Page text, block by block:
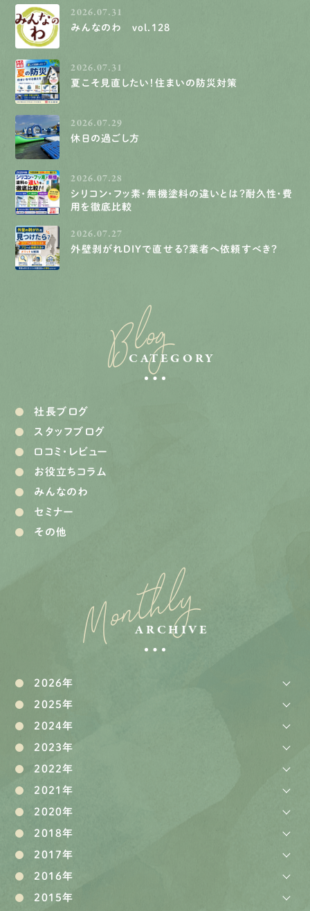
2026.07.31
みんなのわ vol.128
2026.07.31
夏こそ見直したい！住まいの防災対策
2026.07.29
休日の過ごし方
2026.07.28
シリコン・フッ素・無機塗料の違いとは？耐久性・費
用を徹底比較
2026.07.27
外壁剥がれDIYで直せる？業者へ依頼すべき？
Blog
CATEGORY
社長ブログ
スタッフブログ
口コミ・レビュー
お役立ちコラム
みんなのわ
セミナー
その他
Monthly
ARCHIVE
2026年
2025年
2024年
2023年
2022年
2021年
2020年
2018年
2017年
2016年
2015年